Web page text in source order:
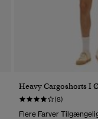
Heavy Cargoshorts I
(8)
Flere Farver